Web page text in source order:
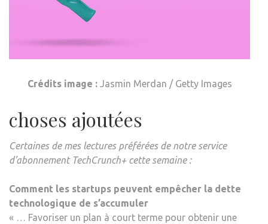
Crédits image :Jasmin Merdan (Ouvre
fenêtre)
/ Getty Images
choses ajoutées
Certaines de mes lectures préférées de notre service
d’abonnement TechCrunch+ cette semaine :
Comment les startups peuvent empêcher la dette
technologique de s’accumuler
« … Favoriser un plan à court terme pour obtenir une